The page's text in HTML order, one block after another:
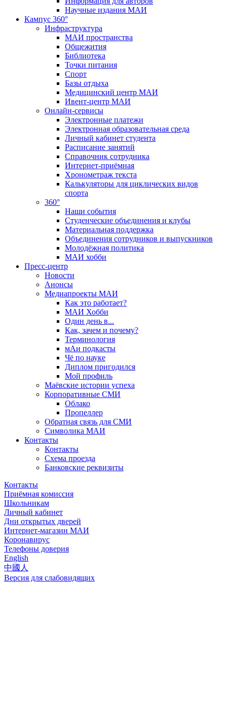
Научные издания МАИ
Кампус 360°
Инфраструктура
МАИ пространства
Общежития
Библиотека
Точки питания
Спорт
Базы отдыха
Медицинский центр МАИ
Ивент-центр МАИ
Онлайн-сервисы
Электронные платежи
Электронная образовательная среда
Личный кабинет студента
Расписание занятий
Справочник сотрудника
Интернет-приёмная
Хронометраж текста
Калькуляторы для циклических видов
спорта
360°
Наши события
Студенческие объединения и клубы
Материальная поддержка
Объединения сотрудников и выпускников
Молодёжная политика
МАИ хобби
Пресс-центр
Новости
Анонсы
Медиапроекты МАИ
Как это работает?
МАИ Хобби
Один день в...
Как, зачем и почему?
Терминология
мАи подкасты
Чё по науке
Диплом пригодился
Мой профиль
Маёвские истории успеха
Корпоративные СМИ
Облако
Пропеллер
Обратная связь для СМИ
Символика МАИ
Контакты
Контакты
Схема проезда
Банковские реквизиты
Контакты
Приёмная комиссия
Школьникам
Личный кабинет
Дни открытых дверей
Интернет-магазин МАИ
Коронавирус
Телефоны доверия
English
中國人
Версия для слабовидящих